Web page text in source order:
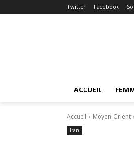
Twitter Facebook
ACCUEIL
Accueil Moyen-Orient
Iran